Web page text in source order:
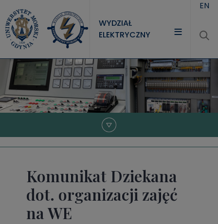
WYDZIAŁ
ELEKTRYCZNY
WYDZIAŁ
STUDIA
NAUKA
EN
Komunikat Dziekana
dot. organizacji zajęć
na WE